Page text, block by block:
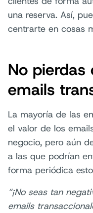
una reserva. Así,
centrarte en cosas
No pierdas
emails
La mayoría de las
el valor de los
negocio, pero aún
a las que podrían
forma periódica
“¡No seas tan
emails